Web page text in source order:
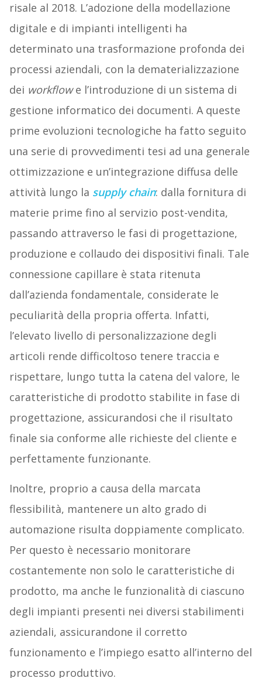
risale al 2018. L’adozione della modellazione
digitale e di impianti intelligenti ha
determinato una trasformazione profonda dei
processi aziendali, con la dematerializzazione
dei workflowe l’introduzione di un sistema di
gestione informatico dei documenti. A queste
prime evoluzioni tecnologiche ha fatto seguito
una serie di provvedimenti tesi ad una generale
ottimizzazione e un’integrazione diffusa delle
attività lungo la supply chain: dalla fornitura di
materie prime fino al servizio post-vendita,
passando attraverso le fasi di progettazione,
produzione e collaudo dei dispositivi finali. Tale
connessione capillare è stata ritenuta
dall’azienda fondamentale, considerate le
peculiarità della propria offerta. Infatti,
l’elevato livello di personalizzazione degli
articoli rende difficoltoso tenere traccia e
rispettare, lungo tutta la catena del valore, le
caratteristiche di prodotto stabilite in fase di
progettazione, assicurandosi che il risultato
finale sia conforme alle richieste del cliente e
perfettamente funzionante.
Inoltre, proprio a causa della marcata
flessibilità, mantenere un alto grado di
automazione risulta doppiamente complicato.
Per questo è necessario monitorare
costantemente non solo le caratteristiche di
prodotto, ma anche le funzionalità di ciascuno
degli impianti presenti nei diversi stabilimenti
aziendali, assicurandone il corretto
funzionamento e l’impiego esatto all’interno del
processo produttivo.